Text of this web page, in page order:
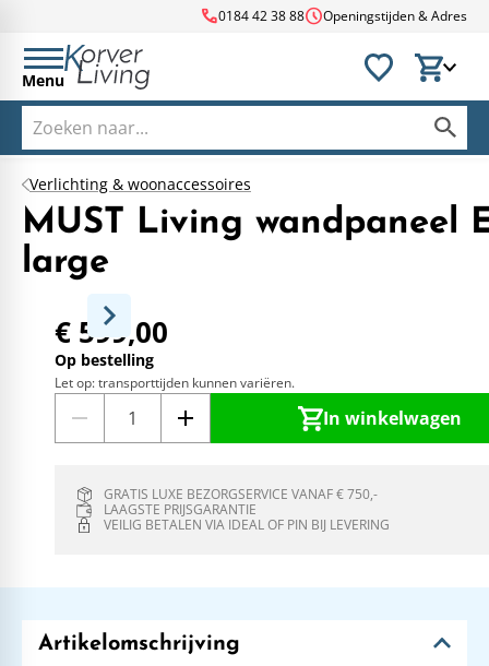
call0184 42 38 88scheduleOpeningstijden & Adres
Menu
Verlichting & woonaccessoires
MUST Living wandpaneel
large
€ 599,00
Op bestelling
Let op: transporttijden kunnen variëren.
In winkelwagen
GRATIS LUXE BEZORGSERVICE VANAF € 750,-
LAAGSTE PRIJSGARANTIE
VEILIG BETALEN VIA IDEAL OF PIN BIJ LEVERING
Artikelomschrijving